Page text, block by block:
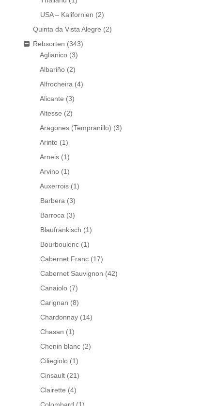
USA – Kalifornien (2)
Quinta da Vista Alegre (2)
Rebsorten (343)
Aglianico (3)
Albariño (2)
Alfrocheira (4)
Alicante (3)
Altesse (2)
Aragones (Tempranillo) (3)
Arinto (1)
Arneis (1)
Arvino (1)
Auxerrois (1)
Barbera (3)
Barroca (3)
Blaufränkisch (1)
Bourboulenc (1)
Cabernet Franc (17)
Cabernet Sauvignon (42)
Canaiolo (7)
Carignan (8)
Chardonnay (14)
Chasan (1)
Chenin blanc (2)
Ciliegiolo (1)
Cinsault (21)
Clairette (4)